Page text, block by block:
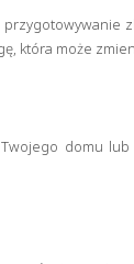
która może
domu